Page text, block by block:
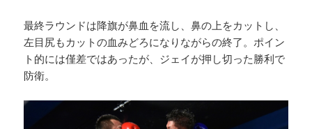
最終ラウンドは降旗が鼻血を流し、鼻の上をカットし、
左目尻もカットの血みどろになりながらの終了。ポイン
ト的には僅差ではあったが、ジェイが押し切った勝利で
防衛。